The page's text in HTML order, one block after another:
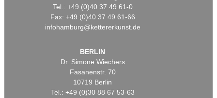
Tel.: +49 (0)40 37 49 61-0
Fax: +49 (0)40 37 49 61-66
infohamburg@kettererkunst.de
BERLIN
Dr. Simone Wiechers
Fasanenstr. 70
10719 Berlin
Tel.: +49 (0)30 88 67 53-63